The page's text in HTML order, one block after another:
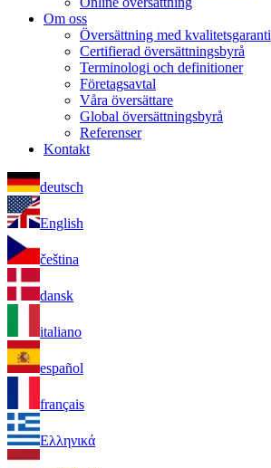
Om oss
Översättning med kvalitetsgaranti
Certifierad översättningsbyrå
Terminologi och definitioner
Företagsavtal
Våra översättare
Global översättningsbyrå
Referenser
Kontakt
deutsch
English
čeština
dansk
italiano
español
français
Ελληνικά